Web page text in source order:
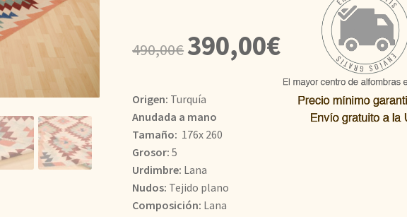
490,00€
El
precio
era:
490,00€.
390,00€El
actual
Origen: Turquía
Anudada a mano
Tamaño: 176x 260
Grosor: 5
Urdimbre: Lana
Nudos: Tejido plano
Composición: Lana